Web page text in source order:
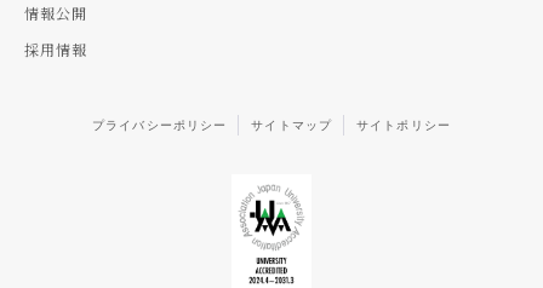
情報公開
採用情報
プライバシーポリシー サイトマップ サイトポリシー